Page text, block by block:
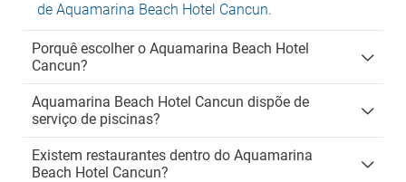
de Aquamarina Beach Hotel Cancun.
Porquê escolher o Aquamarina Beach Hotel
Cancun?
Aquamarina Beach Hotel Cancun dispõe de
serviço de piscinas?
Existem restaurantes dentro do Aquamarina
Beach Hotel Cancun?